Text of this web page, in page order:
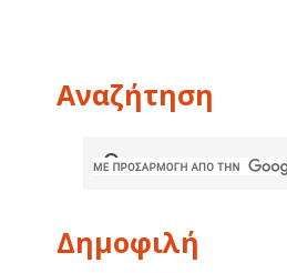
Αναζήτηση
Δημοφιλή